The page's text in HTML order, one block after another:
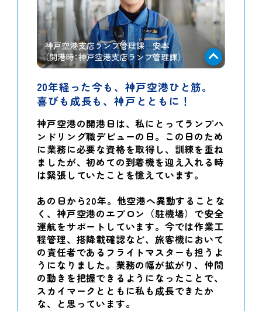
20年経った今も、神戸空港ひと筋。
喜びも成長も、神戸とともに！
神戸空港の開港日は、私にとってランプハ
ンドリング職デビューの日。この日のため
に業務に必要な資格を取得し、訓練を重ね
ましたが、初めての到着機を迎え入れる時
は緊張していたことを憶えています。
あの日から20年。他空港へ異動することな
く、神戸空港のエプロン（駐機場）で安全
運航をサポートしています。今では作業工
程管理、搭降載確認など、旅客機において
の責任者であるフライトマスターも担うよ
うになりました。業務の幅が拡がり、仲間
の動きを把握できるようになったことで、
スカイマークとともに私も成長できたか
な、と思っています。